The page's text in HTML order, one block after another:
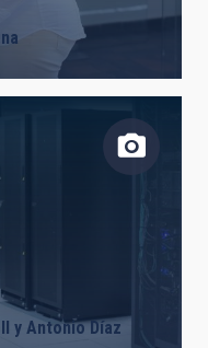
y Antonio Díaz